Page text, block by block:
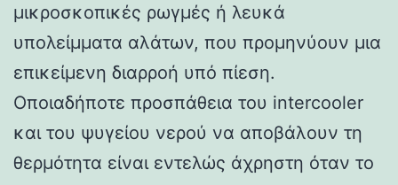
μικροσκοπικές ρωγμές ή λευκά
υπολείμματα αλάτων, που προμηνύουν μια
επικείμενη διαρροή υπό πίεση.
Οποιαδήποτε προσπάθεια του intercooler
και του ψυγείου νερού να αποβάλουν τη
θερμότητα είναι εντελώς άχρηστη όταν το